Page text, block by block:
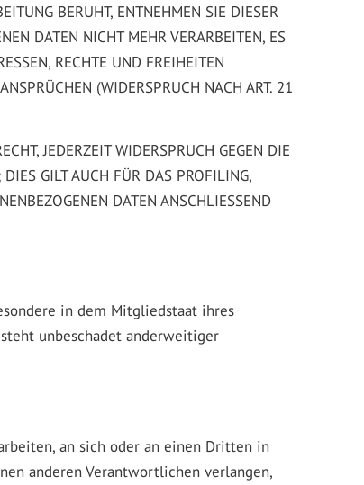
BERUHT, ENTNEHMEN SIE DIESER
DATEN NICHT MEHR VERARBEITEN, ES
RECHTE UND FREIHEITEN
(WIDERSPRUCH NACH ART. 21
JEDERZEIT WIDERSPRUCH GEGEN DIE
GILT AUCH FÜR DAS PROFILING,
DATEN ANSCHLIESSEND
in dem Mitgliedstaat ihres
unbeschadet anderweitiger
an sich oder an einen Dritten in
anderen Verantwortlichen verlangen,